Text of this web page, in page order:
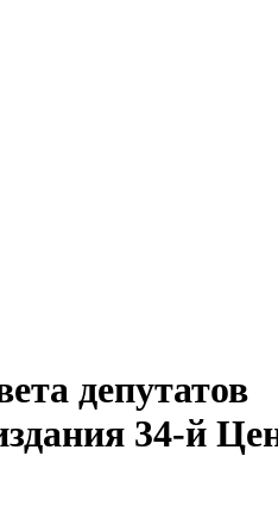
депутатов
34-й